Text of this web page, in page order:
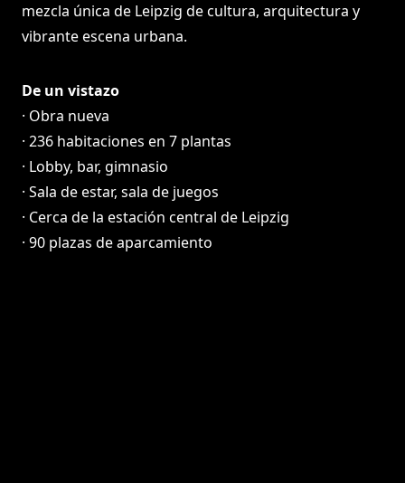
mezcla única de Leipzig de cultura, arquitectura y
vibrante escena urbana.
De un vistazo
· Obra nueva
· 236 habitaciones en 7 plantas
· Lobby, bar, gimnasio
· Sala de estar, sala de juegos
· Cerca de la estación central de Leipzig
· 90 plazas de aparcamiento